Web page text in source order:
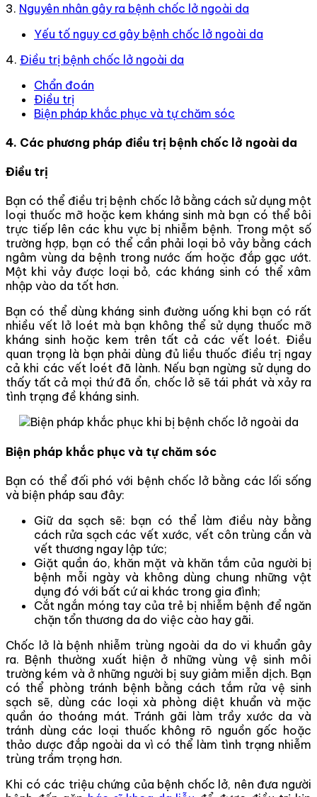
3. Nguyên nhân gây ra bệnh chốc lở ngoài da
Yếu tố nguy cơ gây bệnh chốc lở ngoài da
4. Điều trị bệnh chốc lở ngoài da
Chẩn đoán
Điều trị
Biện pháp khắc phục và tự chăm sóc
4. Các phương pháp điều trị bệnh chốc lở ngoài da
Điều trị
Bạn có thể điều trị bệnh chốc lở bằng cách sử dụng một
loại thuốc mỡ hoặc kem kháng sinh mà bạn có thể bôi
trực tiếp lên các khu vực bị nhiễm bệnh. Trong một số
trường hợp, bạn có thể cần phải loại bỏ vảy bằng cách
ngâm vùng da bệnh trong nước ấm hoặc đắp gạc ướt.
Một khi vảy được loại bỏ, các kháng sinh có thể xâm
nhập vào da tốt hơn.
Bạn có thể dùng kháng sinh đường uống khi bạn có rất
nhiều vết lở loét mà bạn không thể sử dụng thuốc mỡ
kháng sinh hoặc kem trên tất cả các vết loét. Điều
quan trọng là bạn phải dùng đủ liều thuốc điều trị ngay
cả khi các vết loét đã lành. Nếu bạn ngừng sử dụng do
thấy tất cả mọi thứ đã ổn, chốc lở sẽ tái phát và xảy ra
tình trạng đề kháng sinh.
Biện pháp khắc phục và tự chăm sóc
Bạn có thể đối phó với bệnh chốc lở bằng các lối sống
và biện pháp sau đây:
Giữ da sạch sẽ: bạn có thể làm điều này bằng
cách rửa sạch các vết xước, vết côn trùng cắn và
vết thương ngay lập tức;
Giặt quần áo, khăn mặt và khăn tắm của người bị
bệnh mỗi ngày và không dùng chung những vật
dụng đó với bất cứ ai khác trong gia đình;
Cắt ngắn móng tay của trẻ bị nhiễm bệnh để ngăn
chặn tổn thương da do việc cào hay gãi.
Chốc lở là bệnh nhiễm trùng ngoài da do vi khuẩn gây
ra. Bệnh thường xuất hiện ở những vùng vệ sinh môi
trường kém và ở những người bị suy giảm miễn dịch. Bạn
có thể phòng tránh bệnh bằng cách tắm rửa vệ sinh
sạch sẽ, dùng các loại xà phòng diệt khuẩn và mặc
quần áo thoáng mát. Tránh gãi làm trầy xước da và
tránh dùng các loại thuốc không rõ nguồn gốc hoặc
thảo dược đắp ngoài da vì có thể làm tình trạng nhiễm
trùng trầm trọng hơn.
Khi có các triệu chứng của bệnh chốc lở, nên đưa người